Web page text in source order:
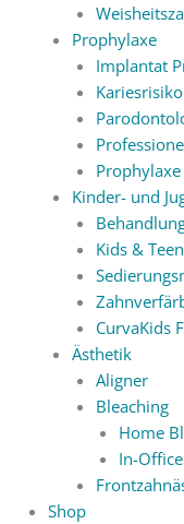
Prophylaxe
Implantat
Kinder- und
Kids &
CurvaKids
Ästhetik
Aligner
Bleaching
Home
In-
Shop